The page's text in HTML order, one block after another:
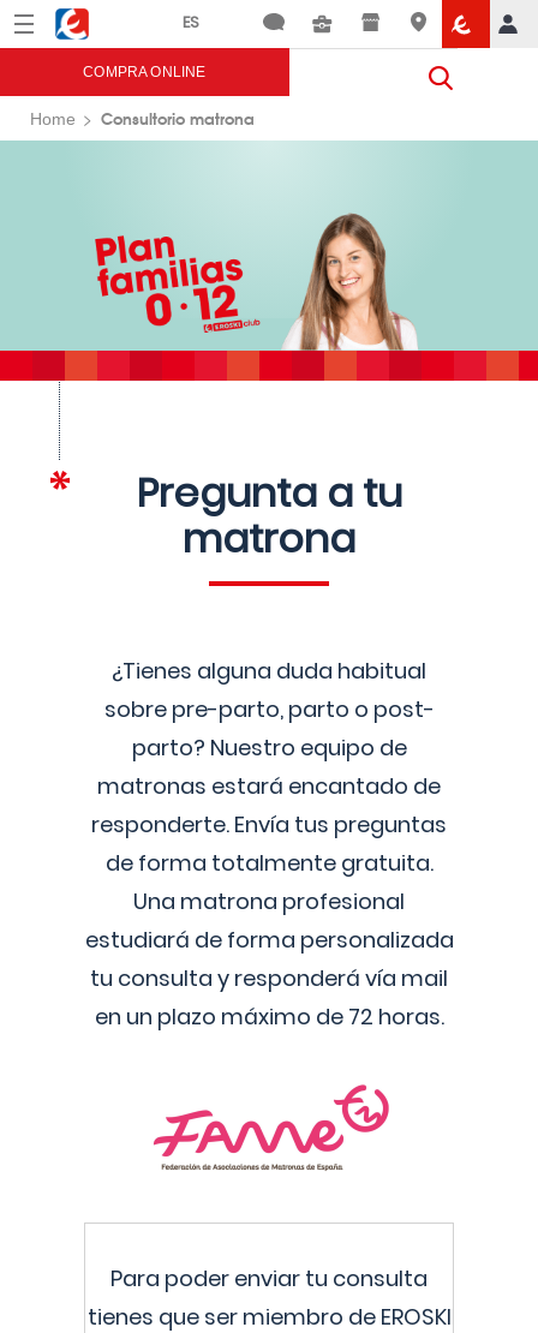
Menú Eroski
COMPRA ONLINE
Home Consultorio matrona
Pregunta a tu
matrona
¿Tienes alguna duda habitual
sobre pre-parto, parto o post-
parto? Nuestro equipo de
matronas estará encantado de
responderte. Envía tus preguntas
de forma totalmente gratuita.
Una matrona profesional
estudiará de forma personalizada
tu consulta y responderá vía mail
en un plazo máximo de 72 horas.
Para poder enviar tu consulta
tienes que ser miembro de EROSKI